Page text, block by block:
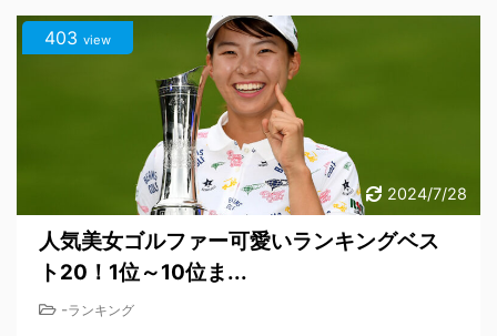
2024/7/28
403 view
人気美女ゴルファー可愛いランキングベス
ト20！1位～10位ま...
-ランキング